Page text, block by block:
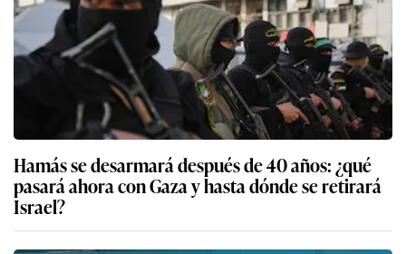
Hamás se desarmará después de 40 años: ¿qué
pasará ahora con Gaza y hasta dónde se retirará
Israel?